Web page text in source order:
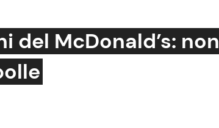
del McDonald’s: non